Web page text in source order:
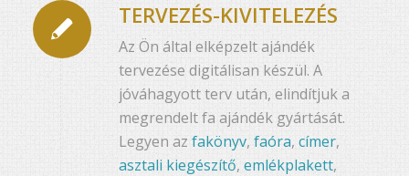
TERVEZÉS-KIVITELEZÉS
Az Ön által elképzelt ajándék
tervezése digitálisan készül. A
jóváhagyott terv után, elindítjuk a
megrendelt fa ajándék gyártását.
Legyen az fakönyv, faóra, címer,
asztali kiegészítő, emlékplakett,